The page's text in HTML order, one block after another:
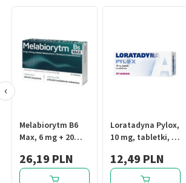
Melabiorytm B6
Max, 6 mg + 20
26,19 PLN
Loratadyna Pylox,
10 mg, tabletki, 10
12,49 PLN
‹